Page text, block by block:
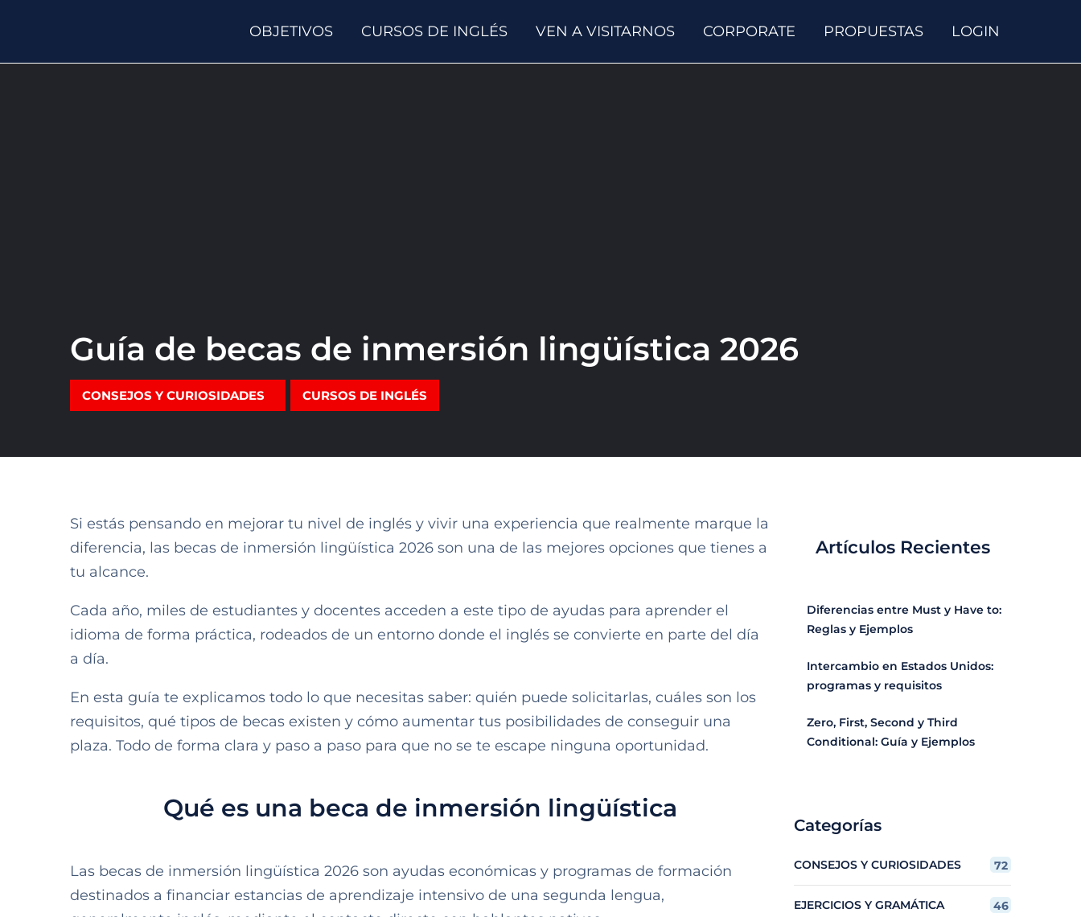
OBJETIVOS CURSOS DE INGLÉS VEN A VISITARNOS CORPORATE PROPUESTAS LOGIN
Guía de becas de inmersión lingüística 2026
CONSEJOS Y CURIOSIDADES CURSOS DE INGLÉS
Si estás pensando en mejorar tu nivel de inglés y vivir una experiencia que realmente marque la
diferencia, las becas de inmersión lingüística 2026 son una de las mejores opciones que tienes a
tu alcance.
Cada año, miles de estudiantes y docentes acceden a este tipo de ayudas para aprender el
idioma de forma práctica, rodeados de un entorno donde el inglés se convierte en parte del día
a día.
En esta guía te explicamos todo lo que necesitas saber: quién puede solicitarlas, cuáles son los
requisitos, qué tipos de becas existen y cómo aumentar tus posibilidades de conseguir una
plaza. Todo de forma clara y paso a paso para que no se te escape ninguna oportunidad.
Qué es una beca de inmersión lingüística
Las becas de inmersión lingüística 2026 son ayudas económicas y programas de formación
destinados a financiar estancias de aprendizaje intensivo de una segunda lengua,
Artículos Recientes
Diferencias entre Must y Have to:
Reglas y Ejemplos
Intercambio en Estados Unidos:
programas y requisitos
Zero, First, Second y Third
Conditional: Guía y Ejemplos
Categorías
CONSEJOS Y CURIOSIDADES 72
EJERCICIOS Y GRAMÁTICA 46